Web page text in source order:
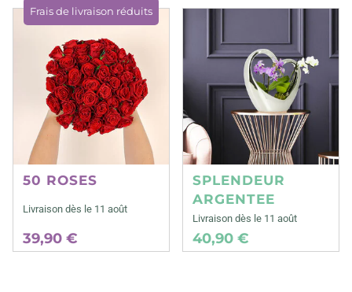
Frais de livraison réduits
50 ROSES
Livraison dès le 11 août
39,90 €
SPLENDEUR
ARGENTEE
Livraison dès le 11 août
40,90 €